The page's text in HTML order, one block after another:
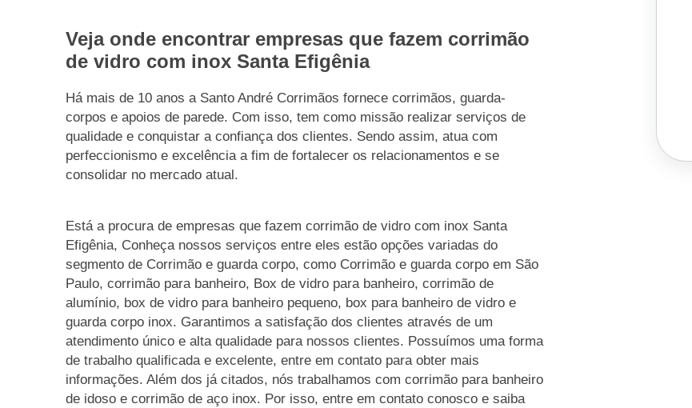
Veja onde encontrar empresas que fazem corrimão
de vidro com inox Santa Efigênia
Há mais de 10 anos a Santo André Corrimãos fornece corrimãos, guarda-
corpos e apoios de parede. Com isso, tem como missão realizar serviços de
qualidade e conquistar a confiança dos clientes. Sendo assim, atua com
perfeccionismo e excelência a fim de fortalecer os relacionamentos e se
consolidar no mercado atual.
Está a procura de empresas que fazem corrimão de vidro com inox Santa
Efigênia, Conheça nossos serviços entre eles estão opções variadas do
segmento de Corrimão e guarda corpo, como Corrimão e guarda corpo em São
Paulo, corrimão para banheiro, Box de vidro para banheiro, corrimão de
alumínio, box de vidro para banheiro pequeno, box para banheiro de vidro e
guarda corpo inox. Garantimos a satisfação dos clientes através de um
atendimento único e alta qualidade para nossos clientes. Possuímos uma forma
de trabalho qualificada e excelente, entre em contato para obter mais
informações. Além dos já citados, nós trabalhamos com corrimão para banheiro
de idoso e corrimão de aço inox. Por isso, entre em contato conosco e saiba